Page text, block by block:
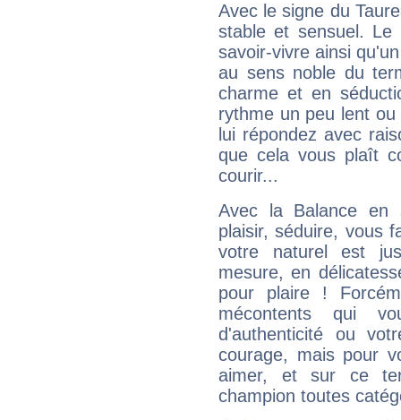
Avec le signe du
stable et sensuel.
savoir-vivre ainsi
au sens noble du
charme et en
rythme un peu lent
lui répondez avec
que cela vous plaît
courir...
Avec la Balance en
plaisir, séduire, vous
votre naturel est
mesure, en
pour plaire !
mécontents qui
d'authenticité ou
courage, mais pour
aimer, et sur ce
champion toutes